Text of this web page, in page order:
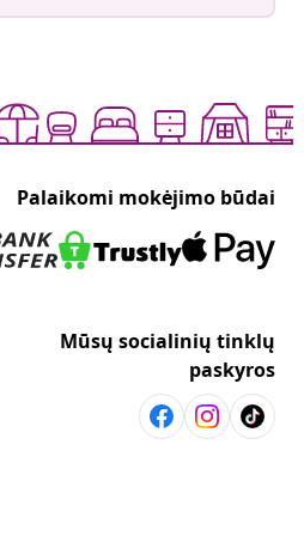
Palaikomi mokėjimo būdai
Mūsų socialinių tinklų
paskyros